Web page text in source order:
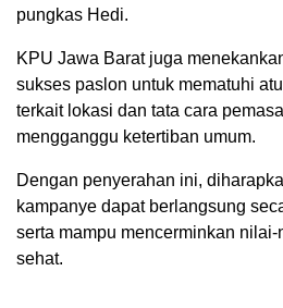
pungkas Hedi.
KPU Jawa Barat juga
sukses paslon untuk mematuhi
terkait lokasi dan tata cara
mengganggu ketertiban umum.
Dengan penyerahan ini,
kampanye dapat berlangsung
serta mampu mencerminkan
sehat.